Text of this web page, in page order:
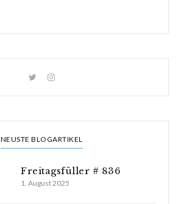
NEUSTE BLOGARTIKEL
Freitagsfüller # 836
1. August 2025